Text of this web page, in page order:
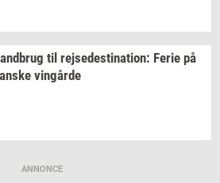
land­brug til rej­se­desti­na­tion: Ferie på
vin­går­de
ANNONCE